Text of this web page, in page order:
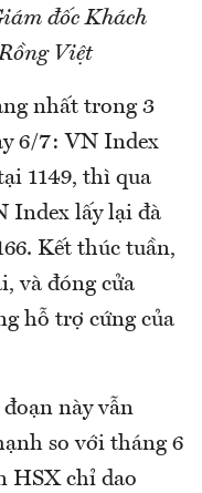
đốc Khách
Việt
nhất trong 3
6/7: VN Index
1149, thì qua
Index lấy lại đà
Kết thúc tuần,
và đóng cửa
hỗ trợ cứng của
này vẫn
so với tháng 6
HSX chỉ dao